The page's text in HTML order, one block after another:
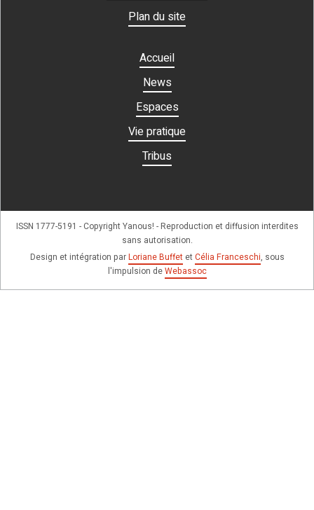
Plan du site
Accueil
News
Espaces
Vie pratique
Tribus
ISSN 1777-5191 - Copyright Yanous! - Reproduction et diffusion interdites
sans autorisation.
Design et intégration parLoriane Buffetet Célia Franceschi, sous
l'impulsion deWebassoc